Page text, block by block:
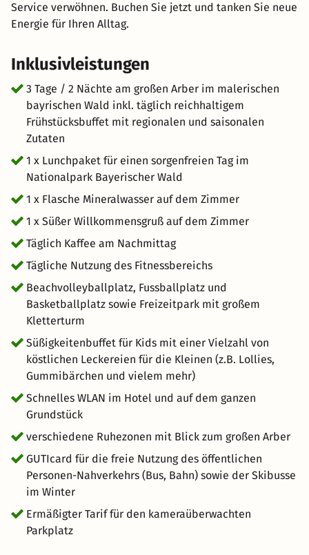
Service verwöhnen. Buchen Sie jetzt und tanken Sie neue
Energie für Ihren Alltag.
Inklusivleistungen
3 Tage / 2 Nächte am großen Arber im malerischen
bayrischen Wald inkl. täglich reichhaltigem
Frühstücksbuffet mit regionalen und saisonalen
Zutaten
1 x Lunchpaket für einen sorgenfreien Tag im
Nationalpark Bayerischer Wald
1 x Flasche Mineralwasser auf dem Zimmer
1 x Süßer Willkommensgruß auf dem Zimmer
Täglich Kaffee am Nachmittag
Tägliche Nutzung des Fitnessbereichs
Beachvolleyballplatz, Fussballplatz und
Basketballplatz sowie Freizeitpark mit großem
Kletterturm
Süßigkeitenbuffet für Kids mit einer Vielzahl von
köstlichen Leckereien für die Kleinen (z.B. Lollies,
Gummibärchen und vielem mehr)
Schnelles WLAN im Hotel und auf dem ganzen
Grundstück
verschiedene Ruhezonen mit Blick zum großen Arber
GUTIcard für die freie Nutzung des öffentlichen
Personen-Nahverkehrs (Bus, Bahn) sowie der Skibusse
im Winter
Ermäßigter Tarif für den kameraüberwachten
Parkplatz